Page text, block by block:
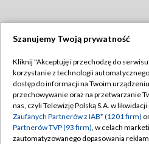
TVP
Abonament TVP
Emisja w TVP
Centrum informacji TVP
Polityka
Moje
Szanujemy Twoją prywatność
Kliknij "Akceptuję i przechodzę do
korzystanie z technologii
dostęp do informacji na Twoim
przechowywanie oraz na przetwarzanie
nas, czyli Telewizję Polską S.A. w
Zaufanych Partnerów z IAB* (1201 firm)
Partnerów TVP (93 firm), w celach
zautomatyzowanego dopasowania